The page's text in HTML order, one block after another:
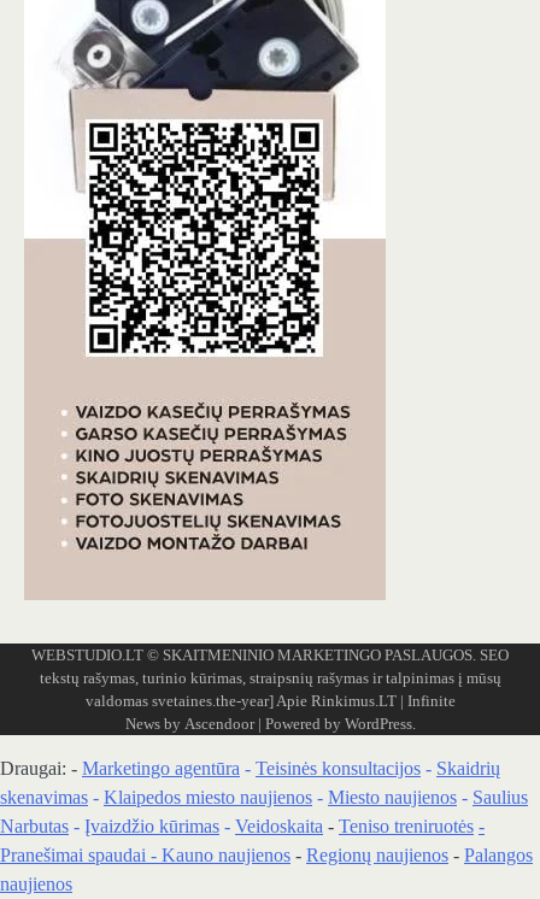
WEBSTUDIO.LT © SKAITMENINIO MARKETINGO PASLAUGOS. SEO
tekstų rašymas, turinio kūrimas, straipsnių rašymas ir talpinimas į mūsų
valdomas svetaines.the-year] Apie Rinkimus.LT| Infinite
News by Ascendoor| Powered by WordPress.
Draugai: - Marketingo agentūra - Teisinės konsultacijos - Skaidrių
skenavimas - Klaipedos miesto naujienos - Miesto naujienos - Saulius
Narbutas - Įvaizdžio kūrimas - Veidoskaita - Teniso treniruotės -
Pranešimai spaudai - Kauno naujienos - Regionų naujienos - Palangos
naujienos